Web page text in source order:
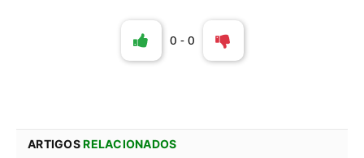
0 - 0
ARTIGOSRELACIONADOS